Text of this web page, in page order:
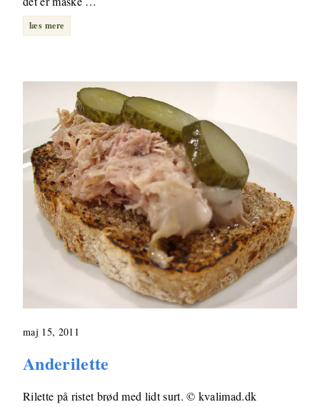
læs mere
maj 15, 2011
Anderilette
Rilette på ristet brød med lidt surt. © kvalimad.dk